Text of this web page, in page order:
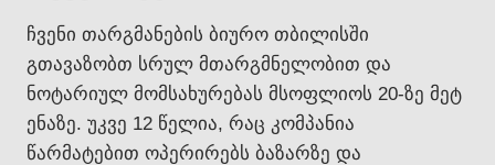
ჩვენი თარგმანების ბიურო თბილისში
გთავაზობთ სრულ მთარგმნელობით და
ნოტარიულ მომსახურებას მსოფლიოს 20-ზე მეტ
ენაზე. უკვე 12 წელია, რაც კომპანია
წარმატებით ოპერირებს ბაზარზე და